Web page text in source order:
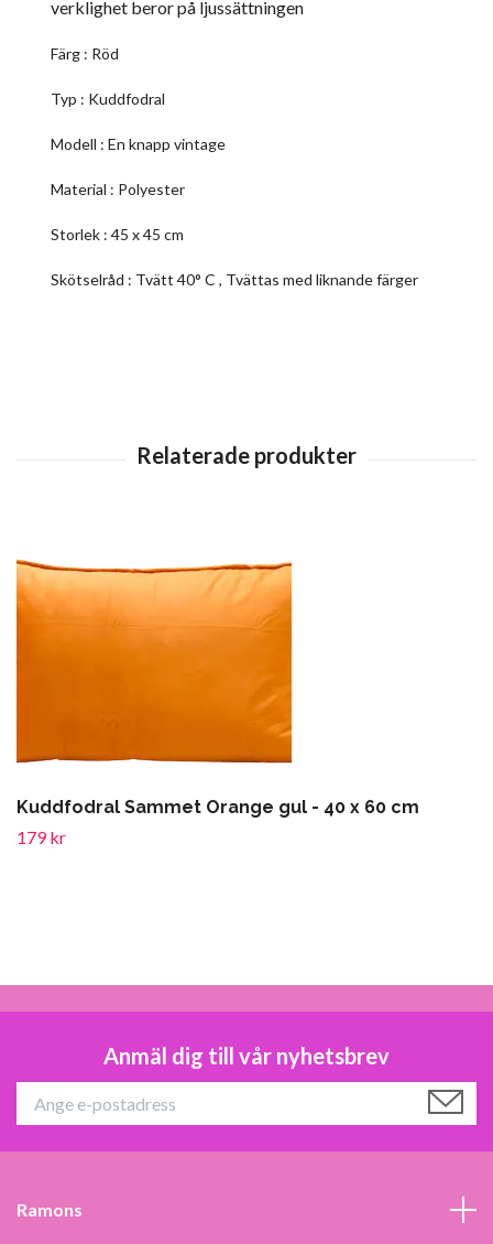
verklighet beror på ljussättningen
Färg : Röd
Typ : Kuddfodral
Modell : En knapp vintage
Material : Polyester
Storlek : 45 x 45 cm
Skötselråd : Tvätt 40° C , Tvättas med liknande färger
Kuddfodral Sammet Orange gul - 40 x 60 cm
179 kr
Anmäl dig till vår nyhetsbrev
Ramons